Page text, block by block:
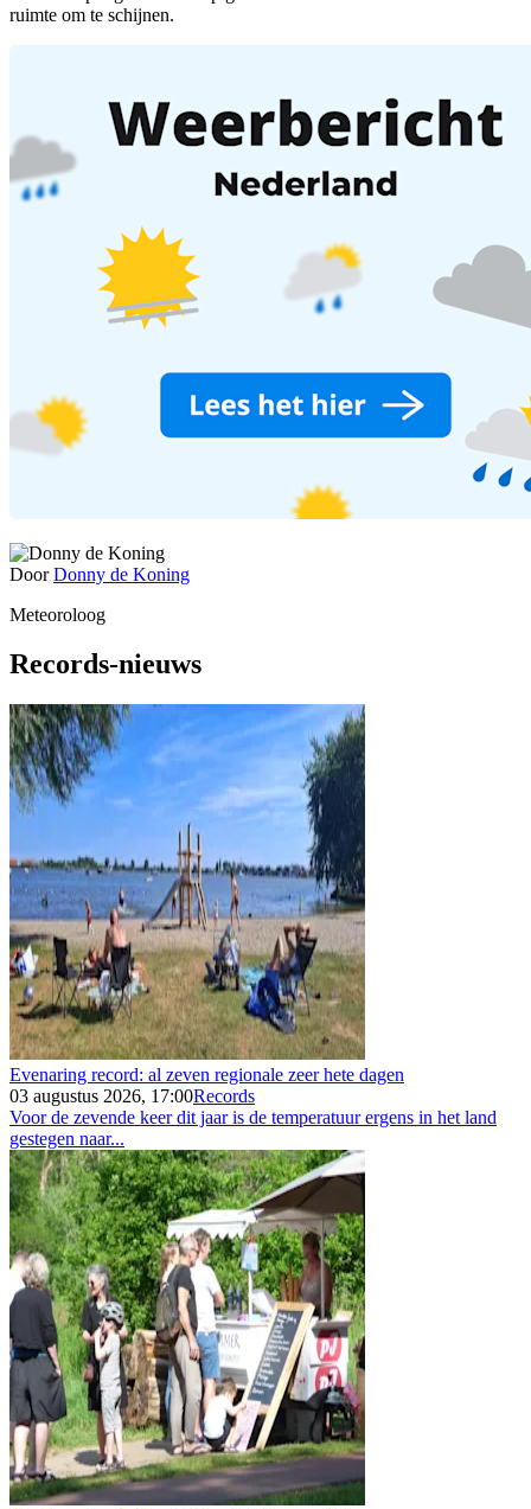
ruimte om te schijnen.
DoorDonny de Koning
Meteoroloog
Records-nieuws
Evenaring record: al zeven regionale zeer hete dagen
03 augustus 2026, 17:00Records
Voor de zevende keer dit jaar is de temperatuur ergens in het land
gestegen naar...